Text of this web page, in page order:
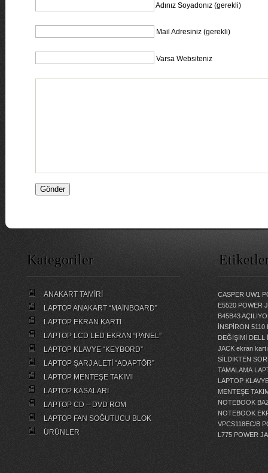
Adınız Soyadonız (gerekli)
Mail Adresiniz (gerekli)
Varsa Websiteniz
Kategoriler
ANAKART TAMİRİ
LAPTOP ANAKART “MAİNBOARD”
LAPTOP EKRAN KARTI
LAPTOP LCD LED EKRAN “PANEL”
LAPTOP KLAVYE “KEYBORD”
LAPTOP ŞARJ ALETİ “ADAPTÖR”
LAPTOP MENTEŞE TAKIMI
LAPTOP KASALARI
LAPTOP CD – DVD ROM
LAPTOP FAN SOĞUTUCU BLOK
ÜRÜNLER
CASPER UW1
E5520 POWER
B45B43
İNSPİRON
DEĞİŞİMİ
DELL
JACK ekran
SİLDİKTEN
TAMALAMA
LAPTOP
MENTEŞE
NOTEBOOK
NOTEBOOK
VPCS118EC/B
L775 POWER